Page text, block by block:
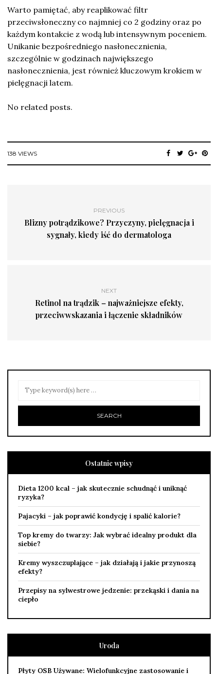
Warto pamiętać, aby reaplikować filtr
przeciwsłoneczny co najmniej co 2 godziny oraz po
każdym kontakcie z wodą lub intensywnym poceniem.
Unikanie bezpośredniego nasłonecznienia,
szczególnie w godzinach największego
nasłonecznienia, jest również kluczowym krokiem w
pielęgnacji latem.
No related posts.
138 VIEWS
PREVIOUS
Blizny potrądzikowe? Przyczyny, pielęgnacja i
sygnały, kiedy iść do dermatologa
NEXT
Retinol na trądzik – najważniejsze efekty,
przeciwwskazania i łączenie składników
Ostatnie wpisy
Dieta 1200 kcal – jak skutecznie schudnąć i uniknąć
ryzyka?
Pajacyki – jak poprawić kondycję i spalić kalorie?
Top kremy do twarzy: Jak wybrać idealny produkt dla
siebie?
Kremy wyszczuplające – jak działają i jakie przynoszą
efekty?
Przepisy na sylwestrowe jedzenie: przekąski i dania na
ciepło
Uroda
Płyty OSB Używane: Wielofunkcyjne zastosowanie i